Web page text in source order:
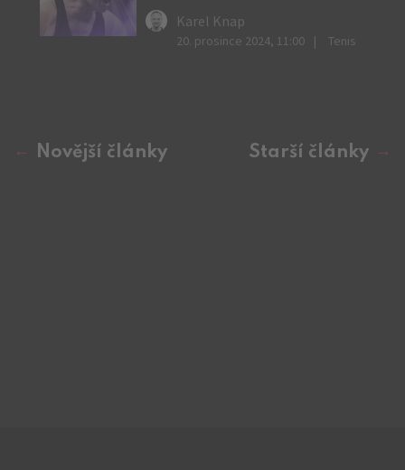
Karel Knap
20. prosince 2024, 11:00 Tenis
Novější články Starší články